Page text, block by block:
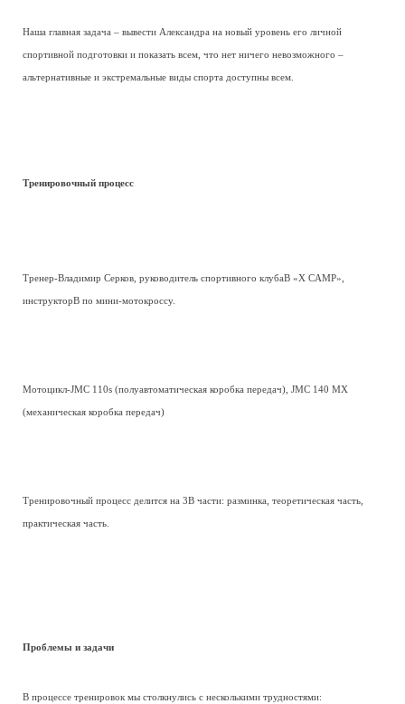
Наша главная задача – вывести Александра на новый уровень его личной
спортивной подготовки и показать всем, что нет ничего невозможного –
альтернативные и экстремальные виды спорта доступны всем.
Тренировочный процесс
Тренер-Владимир Серков, руководитель спортивного клубаВ «X CAMP»,
инструкторВ по мини-мотокроссу.
Мотоцикл-JMC 110s (полуавтоматическая коробка передач), JMC 140 MX
(механическая коробка передач)
Тренировочный процесс делится на 3В части: разминка, теоретическая часть,
практическая часть.
Проблемы и задачи
В процессе тренировок мы столкнулись с несколькими трудностями: